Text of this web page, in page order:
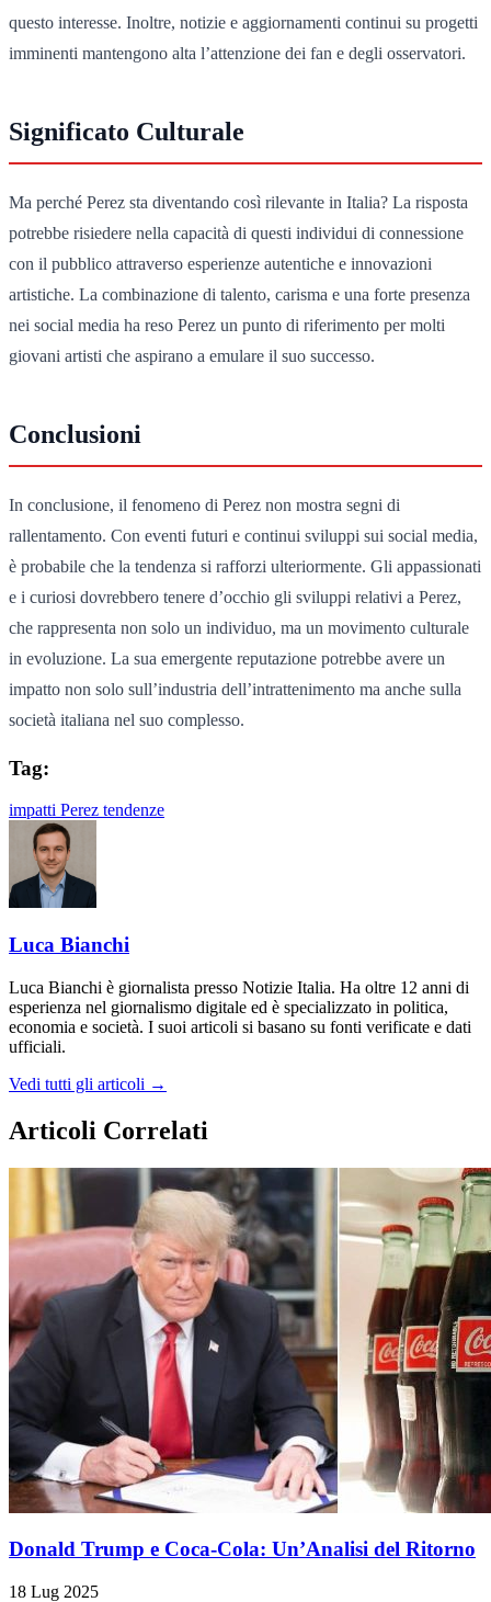
questo interesse. Inoltre, notizie e aggiornamenti continui su progetti
imminenti mantengono alta l’attenzione dei fan e degli osservatori.
Significato Culturale
Ma perché Perez sta diventando così rilevante in Italia? La risposta
potrebbe risiedere nella capacità di questi individui di connessione
con il pubblico attraverso esperienze autentiche e innovazioni
artistiche. La combinazione di talento, carisma e una forte presenza
nei social media ha reso Perez un punto di riferimento per molti
giovani artisti che aspirano a emulare il suo successo.
Conclusioni
In conclusione, il fenomeno di Perez non mostra segni di
rallentamento. Con eventi futuri e continui sviluppi sui social media,
è probabile che la tendenza si rafforzi ulteriormente. Gli appassionati
e i curiosi dovrebbero tenere d’occhio gli sviluppi relativi a Perez,
che rappresenta non solo un individuo, ma un movimento culturale
in evoluzione. La sua emergente reputazione potrebbe avere un
impatto non solo sull’industria dell’intrattenimento ma anche sulla
società italiana nel suo complesso.
Tag:
impatti Perez tendenze
Luca Bianchi
Luca Bianchi è giornalista presso Notizie Italia. Ha oltre 12 anni di
esperienza nel giornalismo digitale ed è specializzato in politica,
economia e società. I suoi articoli si basano su fonti verificate e dati
ufficiali.
Vedi tutti gli articoli →
Articoli Correlati
Donald Trump e Coca-Cola: Un’Analisi del Ritorno
18 Lug 2025